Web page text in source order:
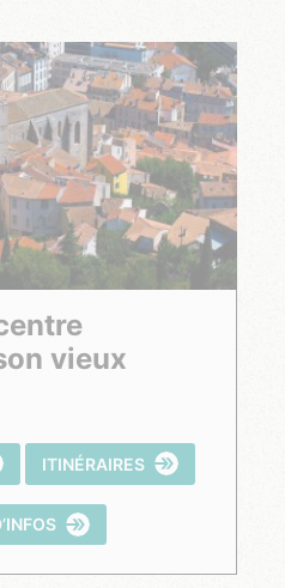
vieux
ITINÉRAIRES